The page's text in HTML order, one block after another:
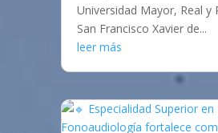
Universidad Mayor, Real y
San Francisco Xavier de...
leer más